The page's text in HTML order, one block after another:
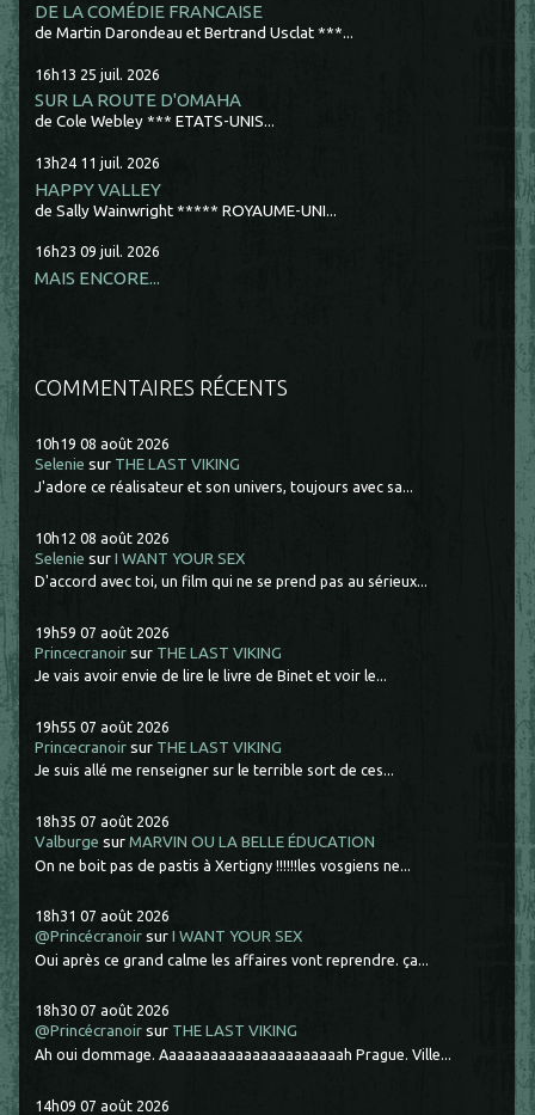
DE LA COMÉDIE FRANCAISE
de Martin Darondeau et Bertrand Usclat ***...
16h13 25 juil. 2026
SUR LA ROUTE D'OMAHA
de Cole Webley *** ETATS-UNIS...
13h24 11 juil. 2026
HAPPY VALLEY
de Sally Wainwright ***** ROYAUME-UNI...
16h23 09 juil. 2026
MAIS ENCORE...
COMMENTAIRES RÉCENTS
10h19 08 août 2026
Selenie sur THE LAST VIKING
J'adore ce réalisateur et son univers, toujours avec sa...
10h12 08 août 2026
Selenie surI WANT YOUR SEX
D'accord avec toi, un film qui ne se prend pas au sérieux...
19h59 07 août 2026
Princecranoir sur THE LAST VIKING
Je vais avoir envie de lire le livre de Binet et voir le...
19h55 07 août 2026
Princecranoir sur THE LAST VIKING
Je suis allé me renseigner sur le terrible sort de ces...
18h35 07 août 2026
Valburge surMARVIN OU LA BELLE ÉDUCATION
On ne boit pas de pastis à Xertigny !!!!!!les vosgiens ne...
18h31 07 août 2026
@Princécranoir surI WANT YOUR SEX
Oui après ce grand calme les affaires vont reprendre. ça...
18h30 07 août 2026
@Princécranoir sur THE LAST VIKING
Ah oui dommage. Aaaaaaaaaaaaaaaaaaaaaah Prague. Ville...
14h09 07 août 2026